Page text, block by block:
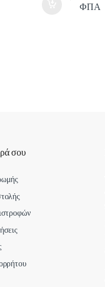
ΦΠΑ
σου